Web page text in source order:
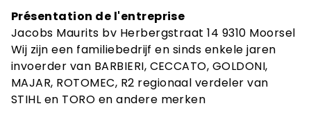
Présentation de l'entreprise
Jacobs Maurits bv Herbergstraat 14 9310 Moorsel
Wij zijn een familiebedrijf en sinds enkele jaren
invoerder van BARBIERI, CECCATO, GOLDONI,
MAJAR, ROTOMEC, R2 regionaal verdeler van
STIHL en TORO en andere merken